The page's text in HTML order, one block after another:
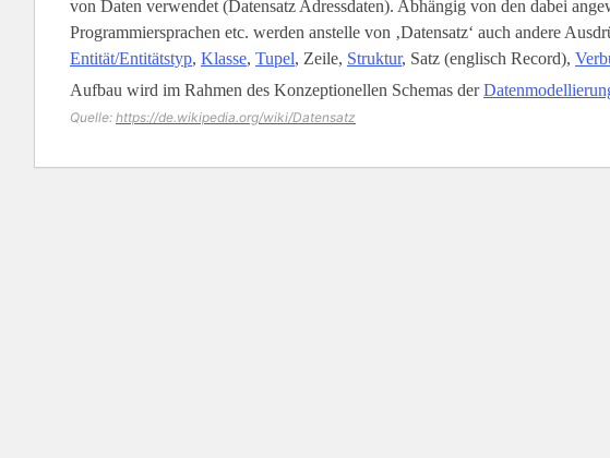
von Daten verwendet (Datensatz Adressdaten). Abhängig von den dabei
Programmiersprachen etc. werden anstelle von ‚Datensatz‘ auch andere
Entität/Entitätstyp, Klasse, Tupel, Zeile, Struktur, Satz (englisch Record),
Aufbau wird im Rahmen des Konzeptionellen Schemas der
Quelle: https://de.wikipedia.org/wiki/Datensatz